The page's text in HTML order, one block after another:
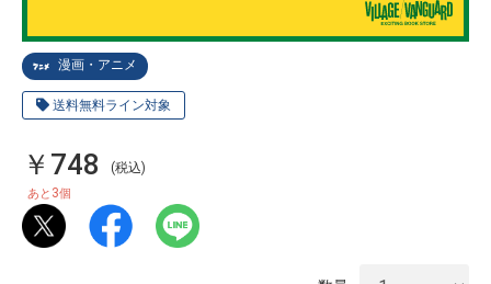
漫画・アニメ
送料無料ライン対象
￥748 (税込)
あと 3個